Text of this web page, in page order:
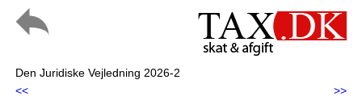
Den Juridiske Vejledning 2026-2
<<
>>